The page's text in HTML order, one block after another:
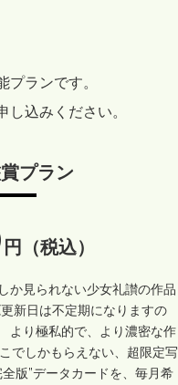
プランです。
し込みください。
プラン
円（税込）
か見られない少女礼讃の作品
新日は不定期になりますの
より極私的で、より濃密な作
でしかもらえない、超限定写
版”データカードを、毎月希